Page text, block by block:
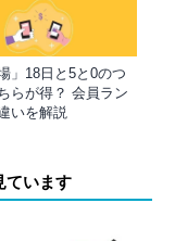
」18日と5と0のつ
らが得？ 会員ラン
いを解説
ています